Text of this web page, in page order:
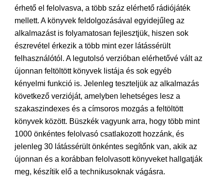
érhető el felolvasva, a több száz elérhető rádiójáték
mellett. A könyvek feldolgozásával egyidejűleg az
alkalmazást is folyamatosan fejlesztjük, hiszen sok
észrevétel érkezik a több mint ezer látássérült
felhasználótól. A legutolsó verzióban elérhetővé vált az
újonnan feltöltött könyvek listája és sok egyéb
kényelmi funkció is. Jelenleg teszteljük az alkalmazás
következő verzióját, amelyben lehetséges lesz a
szakaszindexes és a címsoros mozgás a feltöltött
könyvek között. Büszkék vagyunk arra, hogy több mint
1000 önkéntes felolvasó csatlakozott hozzánk, és
jelenleg 30 látássérült önkéntes segítőnk van, akik az
újonnan és a korábban felolvasott könyveket hallgatják
meg, készítik elő a technikusoknak vágásra.